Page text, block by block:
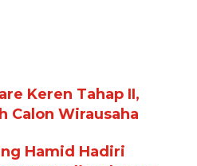
Keren Tahap II,
Calon Wirausaha
Hamid Hadiri